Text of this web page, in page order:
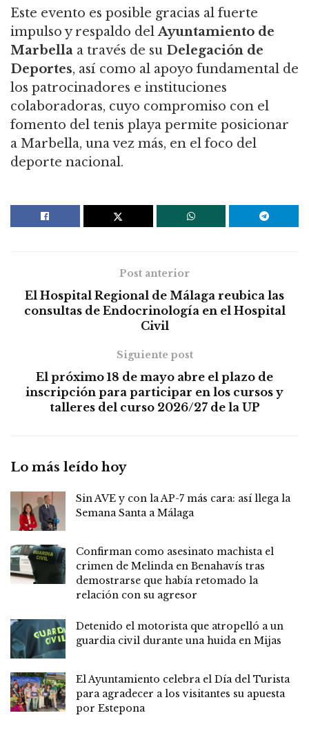
Este evento es posible gracias al fuerte
impulso y respaldo delAyuntamiento de
Marbella a través de su Delegación de
Deportes, así como al apoyo fundamental de
los patrocinadores e instituciones
colaboradoras, cuyo compromiso con el
fomento del tenis playa permite posicionar
a Marbella, una vez más, en el foco del
deporte nacional.
Post anterior
El Hospital Regional de Málaga reubica las
consultas de Endocrinología en el Hospital
Civil
Siguiente post
El próximo 18 de mayo abre el plazo de
inscripción para participar en los cursos y
talleres del curso 2026/27 de la UP
Lo más leído hoy
Sin AVE y con la AP-7 más cara: así llega la
Semana Santa a Málaga
Confirman como asesinato machista el
crimen de Melinda en Benahavís tras
demostrarse que había retomado la
relación con su agresor
Detenido el motorista que atropelló a un
guardia civil durante una huida en Mijas
El Ayuntamiento celebra el Día del Turista
para agradecer a los visitantes su apuesta
por Estepona